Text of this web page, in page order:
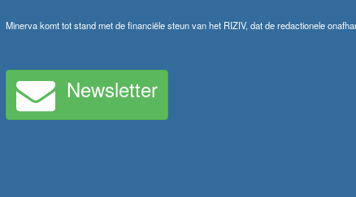
Minerva komt tot stand met de financiële steun van het RIZIV, dat de redactionele
Newsletter